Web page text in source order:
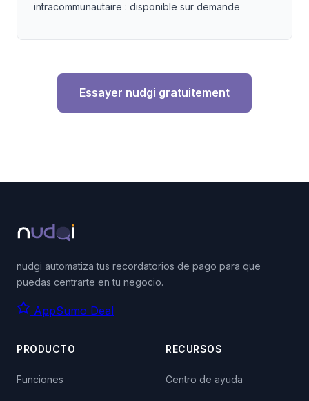
intracommunautaire : disponible sur demande
Essayer nudgi gratuitement
nudgi automatiza tus recordatorios de pago para que
puedas centrarte en tu negocio.
AppSumo Deal
PRODUCTO
Funciones
RECURSOS
Centro de ayuda